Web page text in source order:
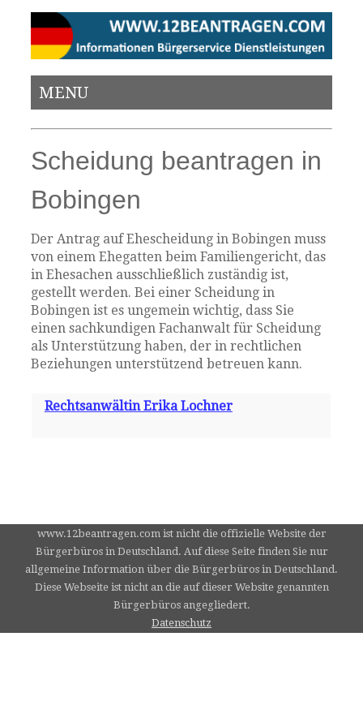
MENU
Scheidung beantragen in
Bobingen
Der Antrag auf Ehescheidung in Bobingen muss
von einem Ehegatten beim Familiengericht, das
in Ehesachen ausschließlich zuständig ist,
gestellt werden. Bei einer Scheidung in
Bobingen ist es ungemein wichtig, dass Sie
einen sachkundigen Fachanwalt für Scheidung
als Unterstützung haben, der in rechtlichen
Beziehungen unterstützend betreuen kann.
Rechtsanwältin Erika Lochner
www.12beantragen.com ist nicht die offizielle Website der
Bürgerbüros in Deutschland. Auf diese Seite finden Sie nur
allgemeine Information über die Bürgerbüros in Deutschland.
Diese Webseite ist nicht an die auf dieser Website genannten
Bürgerbüros angegliedert.
Datenschutz